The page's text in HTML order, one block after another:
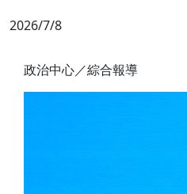
2026/7/8
政治中心／綜合報導